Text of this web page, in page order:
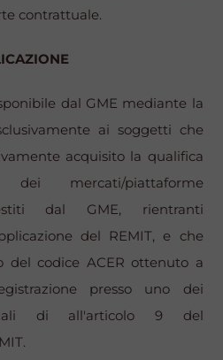
contrattuale.
dal GME mediante la
ai soggetti che
acquisito la qualifica
mercati/piattaforme
dal GME, rientranti
del REMIT, e che
del codice ACER ottenuto a
presso uno dei
di all'articolo 9 del